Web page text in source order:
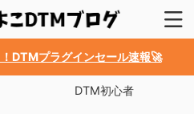
DTMプラグインセール速報🚀
DTM初心者